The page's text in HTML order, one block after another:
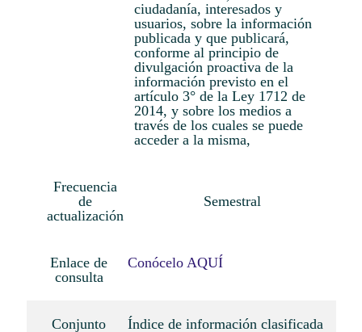
ciudadanía, interesados y
usuarios, sobre la información
publicada y que publicará,
conforme al principio de
divulgación proactiva de la
información previsto en el
artículo 3° de la Ley 1712 de
2014, y sobre los medios a
través de los cuales se puede
acceder a la misma,
Frecuencia
de
actualización
Semestral
Enlace de
consulta
Conócelo AQUÍ
Conjunto
Índice de información clasificada